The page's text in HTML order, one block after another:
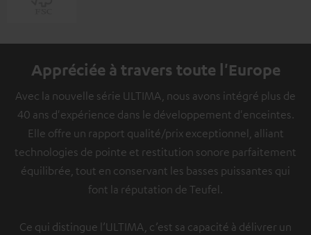
Appréciée à travers toute l'Europe
Avec la nouvelle série ULTIMA, nous avons intégré plus de
40 ans d'expérience dans le développement d'enceintes.
Elle offre un rapport qualité/prix exceptionnel, alliant
technologies de pointe et restitution sonore parfaitement
équilibrée, tout en conservant les basses puissantes qui
font la réputation de Teufel.
Ce qui distingue l’ULTIMA, c’est sa capacité à délivrer un